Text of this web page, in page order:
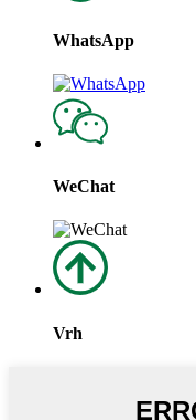
WhatsApp
WeChat
Vrh